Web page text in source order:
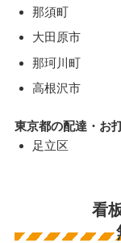
那須町
大田原市
那珂川町
高根沢市
東京都の配達・お
足立区
看